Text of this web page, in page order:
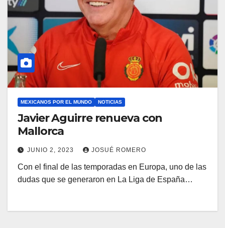
MEXICANOS POR EL MUNDO NOTICIAS
Javier Aguirre renueva con
Mallorca
JUNIO 2, 2023 JOSUÉ ROMERO
Con el final de las temporadas en Europa, uno de las
dudas que se generaron en La Liga de España…